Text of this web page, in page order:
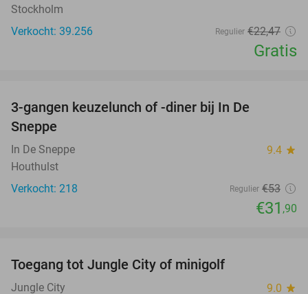
Stockholm
Verkocht: 39.256
Regulier €22,47
Gratis
3-gangen keuzelunch of -diner bij In De
Sneppe
In De Sneppe 9.4 star
Houthulst
Verkocht: 218
Regulier €53
€31 ,90
Toegang tot Jungle City of minigolf
Jungle City 9.0 star